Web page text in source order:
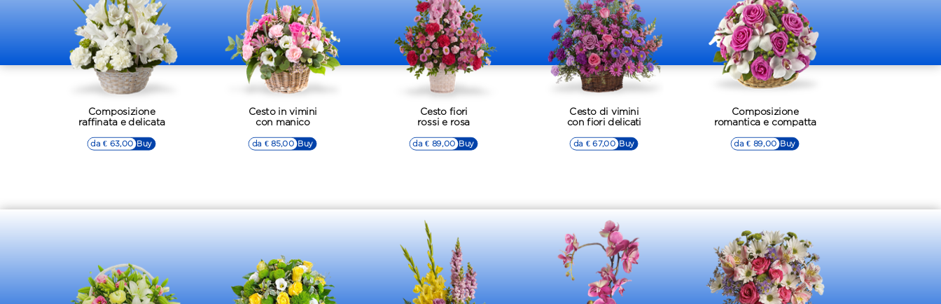
Composizione
raffinata e delicata
▷▷ Buy
da € 63,00
Cesto in vimini
con manico
▷▷ Buy
da € 85,00
Cesto fiori
rossi e rosa
▷▷ Buy
da € 89,00
Cesto di vimini
con fiori delicati
▷▷ Buy
da € 67,00
Composizione
romantica e compatta
▷▷ Buy
da € 89,00